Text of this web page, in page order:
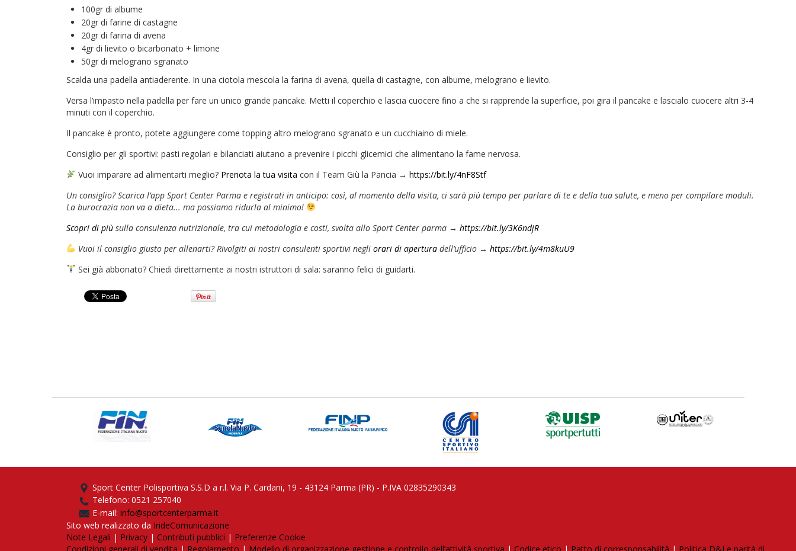
100gr di albume
20gr di farine di castagne
20gr di farina di avena
4gr di lievito o bicarbonato + limone
50gr di melograno sgranato
Scalda una padella antiaderente. In una ciotola mescola la farina di avena, quella di castagne, con albume, melograno e lievito.
Versa l’impasto nella padella per fare un unico grande pancake. Metti il coperchio e lascia cuocere fino a che si rapprende la superficie, poi gira il pancake e lascialo cuocere altri 3-4
minuti con il coperchio.
Il pancake è pronto, potete aggiungere come topping altro melograno sgranato e un cucchiaino di miele.
Consiglio per gli sportivi: pasti regolari e bilanciati aiutano a prevenire i picchi glicemici che alimentano la fame nervosa.​
Vuoi imparare ad alimentarti meglio? Prenota la tua visita con il Team Giù la Pancia → https://bit.ly/4nF8Stf
Un consiglio? Scarica l’app Sport Center Parma e registrati in anticipo: così, al momento della visita, ci sarà più tempo per parlare di te e della tua salute, e meno per compilare moduli.
La burocrazia non va a dieta... ma possiamo ridurla al minimo!
Scopri di più sulla consulenza nutrizionale, tra cui metodologia e costi, svolta allo Sport Center parma → https://bit.ly/3K6ndjR
Vuoi il consiglio giusto per allenarti? Rivolgiti ai nostri consulenti sportivi negli orari di aperturadell’ufficio → https://bit.ly/4m8kuU9
Sei già abbonato? Chiedi direttamente ai nostri istruttori di sala: saranno felici di guidarti.
Sport Center Polisportiva S.S.D a r.l. Via P. Cardani, 19 - 43124 Parma (PR) - P.IVA 02835290343
Telefono: 0521 257040
E-mail: info@sportcenterparma.it
Sito web realizzato da IrideComunicazione
Note Legali | Privacy | Contributi pubblici | Preferenze Cookie